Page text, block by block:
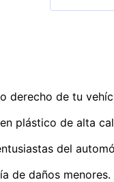
derecho de tu
plástico de alta
del
daños